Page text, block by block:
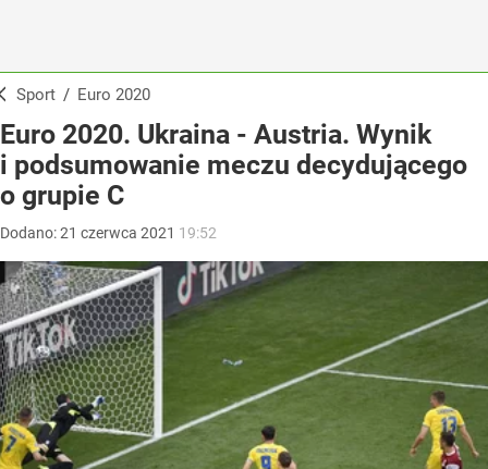
Sport / Euro 2020
Euro 2020. Ukraina - Austria. Wynik
i podsumowanie meczu decydującego
o grupie C
Dodano:21 czerwca 2021 19:52